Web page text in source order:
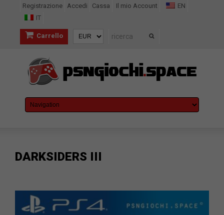
Registrazione Accedi Cassa Il mio Account
EN
IT
Carrello
DARKSIDERS III